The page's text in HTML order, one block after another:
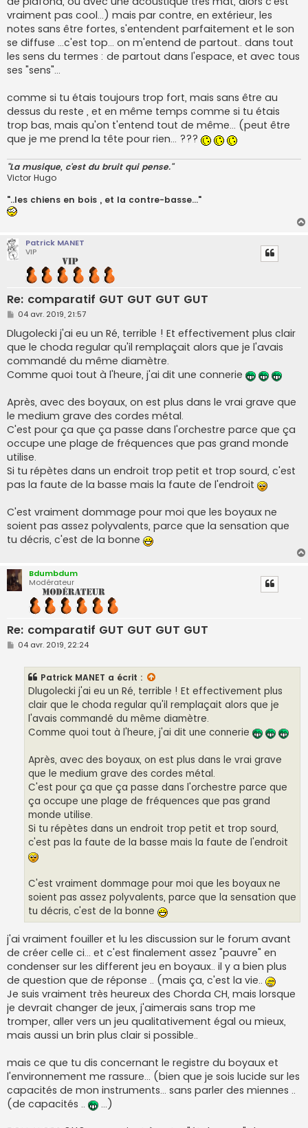
vraiment pas cool...) mais par contre, en extérieur, les
notes sans être fortes, s'entendent parfaitement et le son
se diffuse ...c'est top... on m'entend de partout.. dans tout
les sens du termes : de partout dans l'espace, et avec tous
ses "sens"...
comme si tu étais toujours trop fort, mais sans être au
dessus du reste , et en même temps comme si tu étais
trop bas, mais qu'on t'entend tout de même... (peut être
que je me prend la tête pour rien... ???
"La musique, c'est du bruit qui pense."
Victor Hugo
"..les chiens en bois , et la contre-basse..."
Patrick MANET
VIP
Re: comparatif GUT GUT GUT GUT
M
s
s
a
g
e
04 avr. 2019, 21:57
Dlugolecki j'ai eu un Ré, terrible ! Et effectivement plus clair
que le choda regular qu'il remplaçait alors que je l'avais
commandé du même diamètre.
Comme quoi tout à l'heure, j'ai dit une connerie
Après, avec des boyaux, on est plus dans le vrai grave que
le medium grave des cordes métal.
C'est pour ça que ça passe dans l'orchestre parce que ça
occupe une plage de fréquences que pas grand monde
utilise.
Si tu répètes dans un endroit trop petit et trop sourd, c'est
pas la faute de la basse mais la faute de l'endroit
C'est vraiment dommage pour moi que les boyaux ne
soient pas assez polyvalents, parce que la sensation que
tu décris, c'est de la bonne
Bdumbdum
Modérateur
Re: comparatif GUT GUT GUT GUT
M
04 avr. 2019, 22:24
Patrick MANET a écrit :
Dlugolecki j'ai eu un Ré, terrible ! Et effectivement plus
clair que le choda regular qu'il remplaçait alors que je
l'avais commandé du même diamètre.
Comme quoi tout à l'heure, j'ai dit une connerie
Après, avec des boyaux, on est plus dans le vrai grave
que le medium grave des cordes métal.
C'est pour ça que ça passe dans l'orchestre parce que
ça occupe une plage de fréquences que pas grand
monde utilise.
Si tu répètes dans un endroit trop petit et trop sourd,
c'est pas la faute de la basse mais la faute de l'endroit
C'est vraiment dommage pour moi que les boyaux ne
soient pas assez polyvalents, parce que la sensation que
tu décris, c'est de la bonne
j'ai vraiment fouiller et lu les discussion sur le forum avant
de créer celle ci... et c'est finalement assez "pauvre" en
condenser sur les different jeu en boyaux.. il y a bien plus
de question que de réponse .. (mais ça, c'est la vie..
Je suis vraiment très heureux des Chorda CH, mais lorsque
je devrait changer de jeux, j'aimerais sans trop me
tromper, aller vers un jeu qualitativement égal ou mieux,
mais aussi un brin plus clair si possible..
mais ce que tu dis concernant le registre du boyaux et
l'environnement me rassure... (bien que je sois lucide sur les
capacités de mon instruments... sans parler des miennes ..
(de capacités ..
...)